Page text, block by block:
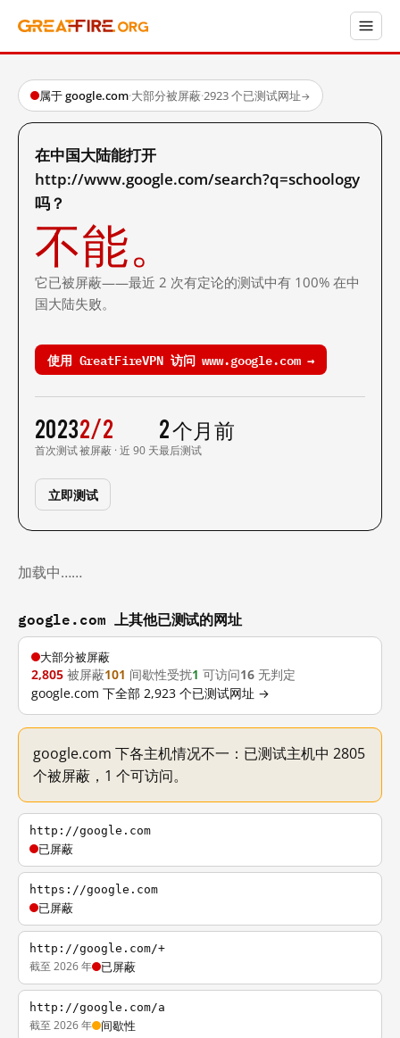
属于 google.com·大部分被屏蔽·2923 个已测试网址→
在中国大陆能打开
http://www.google.com/search?q=schoology
吗？
不能。
它已被屏蔽——最近 2 次有定论的测试中有 100% 在中
国大陆失败。
使用 GreatFireVPN 访问 www.google.com →
2023
首次测试
2/2
被屏蔽 · 近 90 天
2 个月前
最后测试
立即测试
加载中……
google.com 上其他已测试的网址
大部分被屏蔽
2,805 被屏蔽101 间歇性受扰1 可访问16 无判定
google.com 下全部 2,923 个已测试网址 →
google.com 下各主机情况不一：已测试主机中 2805
个被屏蔽，1 个可访问。
http://google.com
已屏蔽
https://google.com
已屏蔽
http://google.com/+
截至 2026 年 已屏蔽
http://google.com/a
截至 2026 年 间歇性